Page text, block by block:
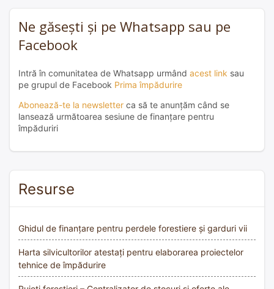
Ne găsești și pe Whatsapp sau pe
Facebook
Intră în comunitatea de Whatsapp urmând acest link sau
pe grupul de Facebook Prima împădurire
Abonează-te la newsletter ca să te anunțăm când se
lansează următoarea sesiune de finanțare pentru
împăduriri
Resurse
Ghidul de finanțare pentru perdele forestiere și garduri vii
Harta silvicultorilor atestați pentru elaborarea proiectelor
tehnice de împădurire